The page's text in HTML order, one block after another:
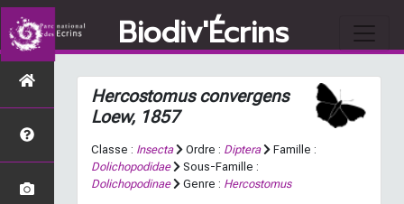
Biodiv'Écrins
Hercostomus convergens
Loew, 1857
Classe : Insecta Ordre : Diptera
Famille :
Dolichopodidae
Sous-Famille :
Dolichopodinae
Genre : Hercostomus